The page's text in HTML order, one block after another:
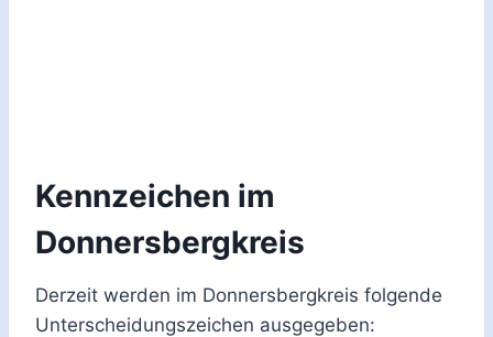
Kennzeichen im
Donnersbergkreis
Derzeit werden im Donnersbergkreis folgende
Unterscheidungszeichen ausgegeben: